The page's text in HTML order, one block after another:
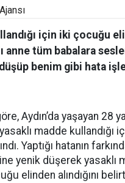
için iki çocuğu
anne tüm babalara
benim gibi hata
Aydın’da yaşayan 28
madde kullandığı
Yaptığı hatanın
yenik düşerek yasaklı
elinden alındığını